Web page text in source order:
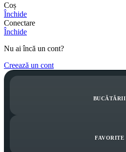
Coș
Închide
Conectare
Închide
Nu ai încă un cont?
Creează un cont
BUCĂTĂRII
FAVORITE